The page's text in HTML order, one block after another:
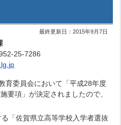
最終更新日：2015年9月7日
25-7286
育委員会において「平成28年度
要項」が決定されましたので、
「佐賀県立高等学校入学者選抜